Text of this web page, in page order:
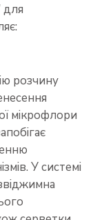
для
розчину
мікрофлори
У системі